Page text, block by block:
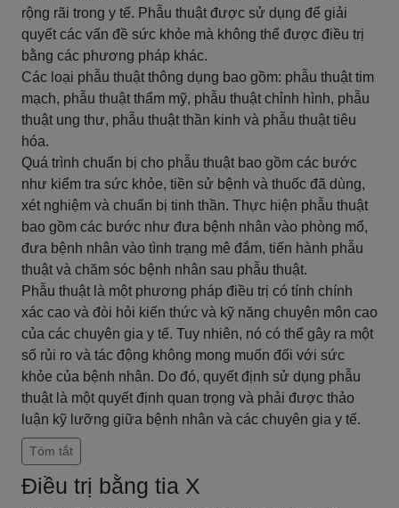
rộng rãi trong y tế. Phẫu thuật được sử dụng để giải
quyết các vấn đề sức khỏe mà không thể được điều trị
bằng các phương pháp khác.
Các loại phẫu thuật thông dụng bao gồm: phẫu thuật tim
mạch, phẫu thuật thẩm mỹ, phẫu thuật chỉnh hình, phẫu
thuật ung thư, phẫu thuật thần kinh và phẫu thuật tiêu
hóa.
Quá trình chuẩn bị cho phẫu thuật bao gồm các bước
như kiểm tra sức khỏe, tiền sử bệnh và thuốc đã dùng,
xét nghiệm và chuẩn bị tinh thần. Thực hiện phẫu thuật
bao gồm các bước như đưa bệnh nhân vào phòng mổ,
đưa bệnh nhân vào tình trạng mê đắm, tiến hành phẫu
thuật và chăm sóc bệnh nhân sau phẫu thuật.
Phẫu thuật là một phương pháp điều trị có tính chính
xác cao và đòi hỏi kiến thức và kỹ năng chuyên môn cao
của các chuyên gia y tế. Tuy nhiên, nó có thể gây ra một
số rủi ro và tác động không mong muốn đối với sức
khỏe của bệnh nhân. Do đó, quyết định sử dụng phẫu
thuật là một quyết định quan trọng và phải được thảo
luận kỹ lưỡng giữa bệnh nhân và các chuyên gia y tế.
Tóm tắt
Điều trị bằng tia X